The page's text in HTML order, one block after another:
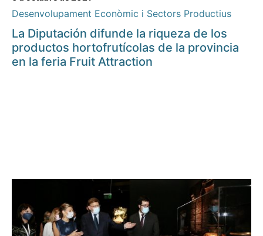
Desenvolupament Econòmic i Sectors Productius
La Diputación difunde la riqueza de los
productos hortofrutícolas de la provincia
en la feria Fruit Attraction